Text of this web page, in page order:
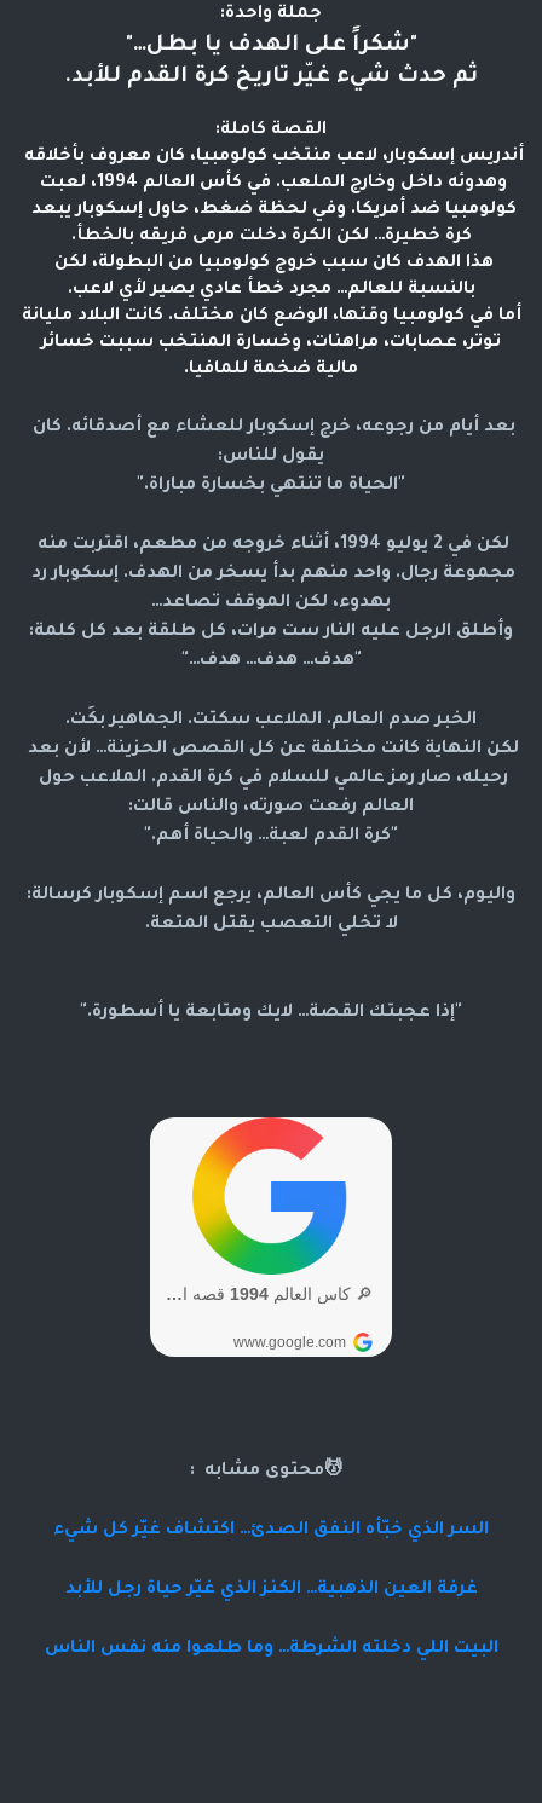
جملة واحدة:
"شكراً على الهدف يا بطل…"
ثم حدث شيء غيّر تاريخ كرة القدم للأبد.
القصة كاملة:
كرة خطيرة… لكن الكرة دخلت مرمى فريقه بالخطأ.
بالنسبة للعالم… مجرد خطأ عادي يصير لأي لاعب.
أما في كولومبيا وقتها، الوضع كان مختلف. كانت البلاد مليانة
توتر، عصابات، مراهنات، وخسارة المنتخب سببت خسائر
مالية ضخمة للمافيا.
يقول للناس:
"الحياة ما تنتهي بخسارة مباراة."
بهدوء، لكن الموقف تصاعد…
وأطلق الرجل عليه النار ست مرات، كل طلقة بعد كل كلمة:
"هدف… هدف… هدف…"
الخبر صدم العالم. الملاعب سكتت. الجماهير بكَت.
العالم رفعت صورته، والناس قالت:
"كرة القدم لعبة… والحياة أهم."
واليوم، كل ما يجي كأس العالم، يرجع اسم إسكوبار كرسالة:
لا تخلي التعصب يقتل المتعة.
"إذا عجبتك القصة… لايك ومتابعة يا أسطورة."
💆محتوى مشابه :
السر الذي خبّأه النفق الصدئ… اكتشاف غيّر كل شيء
غرفة العين الذهبية… الكنز الذي غيّر حياة رجل للأبد
البيت اللي دخلته الشرطة… وما طلعوا منه نفس الناس